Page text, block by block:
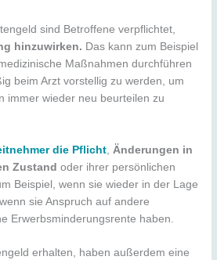
sind Betroffene verpflichtet,
hinzuwirken. Das kann zum Beispiel
Maßnahmen durchführen
beim Arzt vorstellig zu werden, um
immer wieder neu beurteilen zu
die Pflicht Änderungen in
Zustand oder ihrer persönlichen
Beispiel, wenn sie wieder in der Lage
sie Anspruch auf andere
Erwerbsminderungsrente haben.
erhalten, haben außerdem eine